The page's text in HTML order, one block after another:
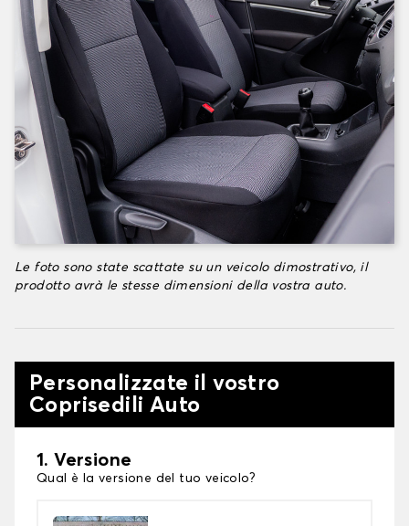
Le foto sono state scattate su un veicolo dimostrativo, il
prodotto avrà le stesse dimensioni della vostra auto.
Personalizzate il vostro
Coprisedili Auto
1. Versione
Qual è la versione del tuo veicolo?